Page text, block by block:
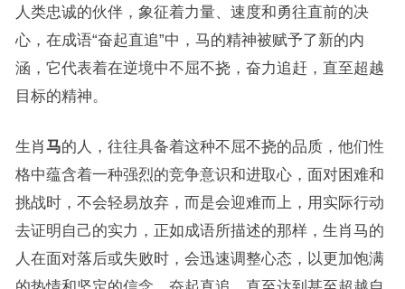
人类忠诚的伙伴，象征着力量、速度和勇往直前的决
心，在成语“奋起直追”中，马的精神被赋予了新的内
涵，它代表着在逆境中不屈不挠，奋力追赶，直至超越
目标的精神。
生肖马的人，往往具备着这种不屈不挠的品质，他们性
格中蕴含着一种强烈的竞争意识和进取心，面对困难和
挑战时，不会轻易放弃，而是会迎难而上，用实际行动
去证明自己的实力，正如成语所描述的那样，生肖马的
人在面对落后或失败时，会迅速调整心态，以更加饱满